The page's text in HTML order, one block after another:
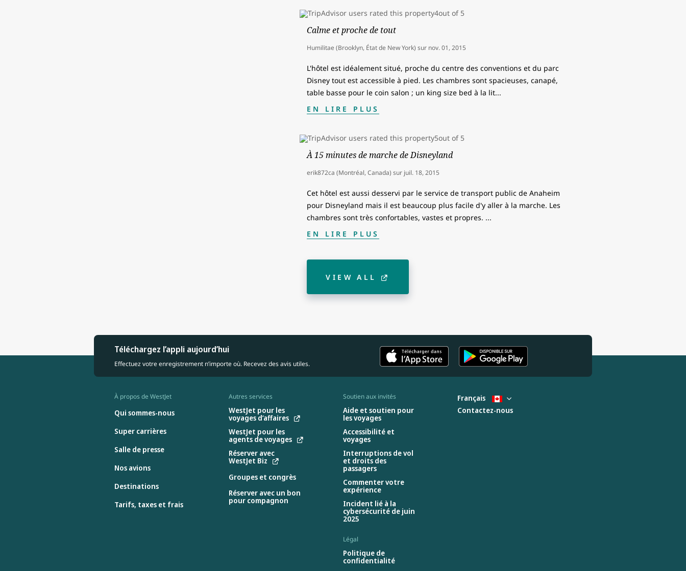
Calme et proche de tout
Humilitae (Brooklyn, État de New York) sur nov. 01, 2015
L'hôtel est idéalement situé, proche du centre des conventions et du parc
Disney tout est accessible à pied. Les chambres sont spacieuses, canapé,
table basse pour le coin salon ; un king size bed à la lit...
EN LIRE PLUS
À 15 minutes de marche de Disneyland
erik872ca (Montréal, Canada) sur juil. 18, 2015
Cet hôtel est aussi desservi par le service de transport public de Anaheim
pour Disneyland mais il est beaucoup plus facile d'y aller à la marche. Les
chambres sont très confortables, vastes et propres. ...
EN LIRE PLUS
VIEW ALL
Téléchargez l’appli aujourd’hui
Effectuez votre enregistrement n’importe où. Recevez des avis utiles.
À propos de WestJet
Qui sommes-nous
Super carrières
Salle de presse
Nos avions
Destinations
Tarifs, taxes et frais
Autres services
WestJet pour les
voyages d’affaires
WestJet pour les
agents de voyages
Réserver avec
WestJet Biz
Groupes et congrès
Réserver avec un bon
pour compagnon
Soutien aux invités
Aide et soutien pour
les voyages
Accessibilité et
voyages
Interruptions de vol
et droits des
passagers
Commenter votre
expérience
Incident lié à la
cybersécurité de juin
2025
Légal
Politique de
confidentialité
Français
Contactez-nous